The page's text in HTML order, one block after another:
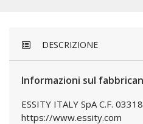
DESCRIZIONE
Informazioni sul
ESSITY ITALY SpA C.F.
https://www.essity.com